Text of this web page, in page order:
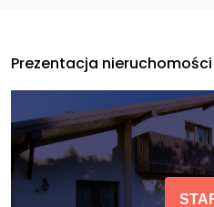
Prezentacja nieruchomości